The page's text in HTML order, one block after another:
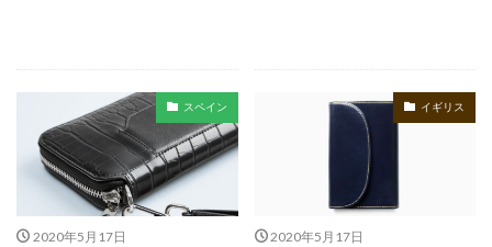
スペイン
2020年5月17日
イギリス
2020年5月17日